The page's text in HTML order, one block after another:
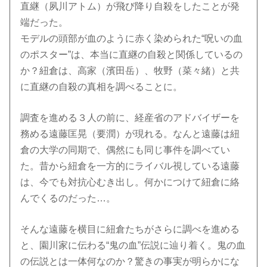
直継（夙川アトム）が飛び降り自殺をしたことが発
端だった。
モデルの頭部が血のように赤く染められた“呪いの血
のポスター”は、本当に直継の自殺と関係しているの
か？紐倉は、高家（濱田岳）、牧野（菜々緒）と共
に直継の自殺の真相を調べることに。
調査を進める３人の前に、経産省のアドバイザーを
務める遠藤匡晃（要潤）が現れる。なんと遠藤は紐
倉の大学の同期で、偶然にも同じ事件を調べてい
た。昔から紐倉を一方的にライバル視している遠藤
は、今でも対抗心むき出し。何かにつけて紐倉に絡
んでくるのだった…。
そんな遠藤を横目に紐倉たちがさらに調べを進める
と、園川家に伝わる“鬼の血”伝説に辿り着く。鬼の血
の伝説とは一体何なのか？驚きの事実が明らかにな